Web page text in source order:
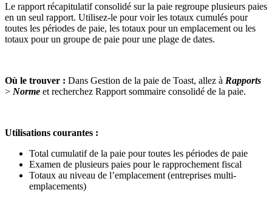
Le rapport récapitulatif consolidé sur la paie regroupe plusieurs paies
en un seul rapport. Utilisez-le pour voir les totaux cumulés pour
toutes les périodes de paie, les totaux pour un emplacement ou les
totaux pour un groupe de paie pour une plage de dates.
Où le trouver : Dans Gestion de la paie de Toast, allez à Rapports
> Norme et recherchez Rapport sommaire consolidé de la paie.
Utilisations courantes :
Total cumulatif de la paie pour toutes les périodes de paie
Examen de plusieurs paies pour le rapprochement fiscal
Totaux au niveau de l’emplacement (entreprises multi-
emplacements)